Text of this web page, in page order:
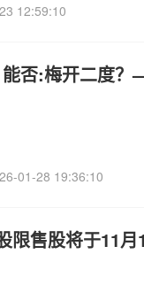
12:59:10
否:梅开二度
01-28 19:36:10
售股将于11月